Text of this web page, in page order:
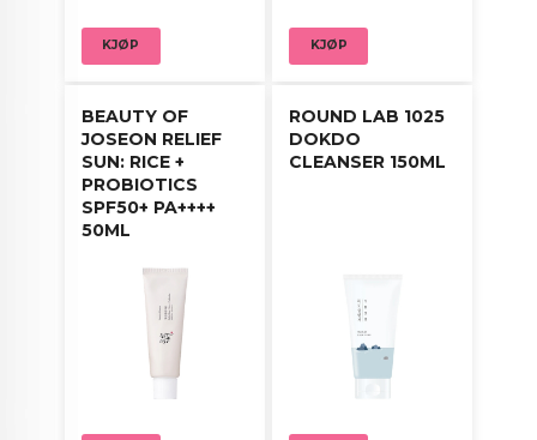
KJØP KJØP
BEAUTY OF
JOSEON RELIEF
SUN: RICE +
PROBIOTICS
SPF50+ PA++++
50ML
ROUND LAB 1025
DOKDO
CLEANSER 150ML